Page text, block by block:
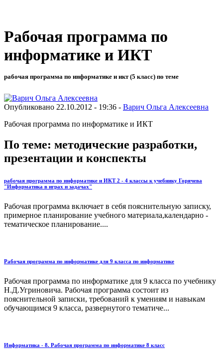
Рабочая программа по
информатике и ИКТ
рабочая программа по информатике и икт (5 класс) по теме
Опубликовано 22.10.2012 - 19:36 - Варич Ольга Алексеевна
Рабочая программа по информатике и ИКТ
По теме: методические разработки,
презентации и конспекты
рабочая программа по информатике и ИКТ 2 - 4 классы к учебнику Горячева
"Информатика в играх и задачах"
Рабочая программа включает в себя пояснительную записку,
примерное планирование учебного материала,календарно -
тематическое планирование....
Рабочая программа по информатике для 9 класса по информатике
Рабочая программа по информатике для 9 класса по учебнику
Н.Д.Угриновича. Рабочая программа состоит из
пояснительной записки, требований к умениям и навыкам
обучающимся 9 класса, развернутого тематиче...
Информатика - 8. Рабочая программа по информатике 8 класс